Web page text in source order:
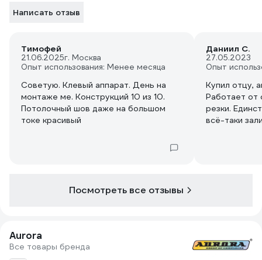
Написать отзыв
Тимофей
21.06.2025г. Москва
Опыт использования: Менее месяца
Советую. Клевый аппарат. День на
монтаже ме. Конструкций 10 из 10.
Потолочный шов даже на большом
токе красивый
Даниил С.
27.05.2023
Опыт
Купил отцу,
Работает от
резки.
всё-таки
Посмотреть все отзывы
Aurora
Все товары бренда